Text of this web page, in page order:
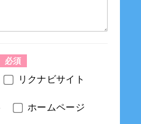
リクナビサイト
ホームページ